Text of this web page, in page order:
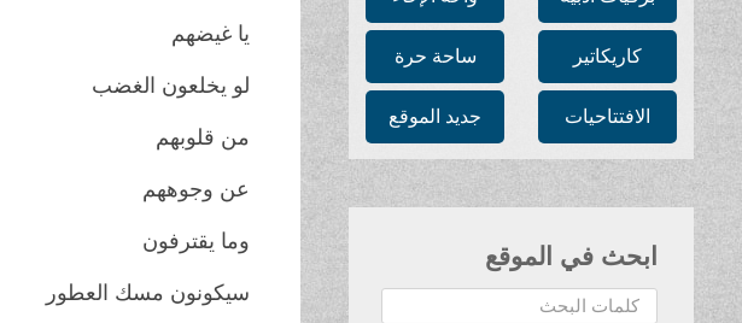
كاريكاتير ساحة حرة
الافتتاحيات جديد الموقع
ابحث في الموقع
البحث...
يا غيضهم
لو يخلعون الغضب
من قلوبهم
عن وجوههم
وما يقترفون
سيكونون مسك العطور